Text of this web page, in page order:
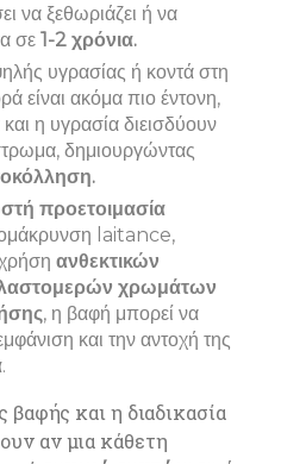
να ξεθωριάζει ή να
σε 1-2 χρόνια.
υγρασίας ή κοντά στη
είναι ακόμα πιο έντονη,
η υγρασία διεισδύουν
δημιουργώντας
προετοιμασία
laitance,
ανθεκτικών
χρωμάτων
, η βαφή μπορεί να
και την αντοχή της
.
βαφής και η διαδικασία
αν μια κάθετη